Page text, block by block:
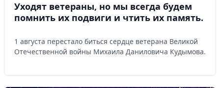
Уходят ветераны, но мы всегда будем
помнить их подвиги и чтить их память.
1 августа перестало биться сердце ветерана Великой
Отечественной войны Михаила Даниловича Кудымова.